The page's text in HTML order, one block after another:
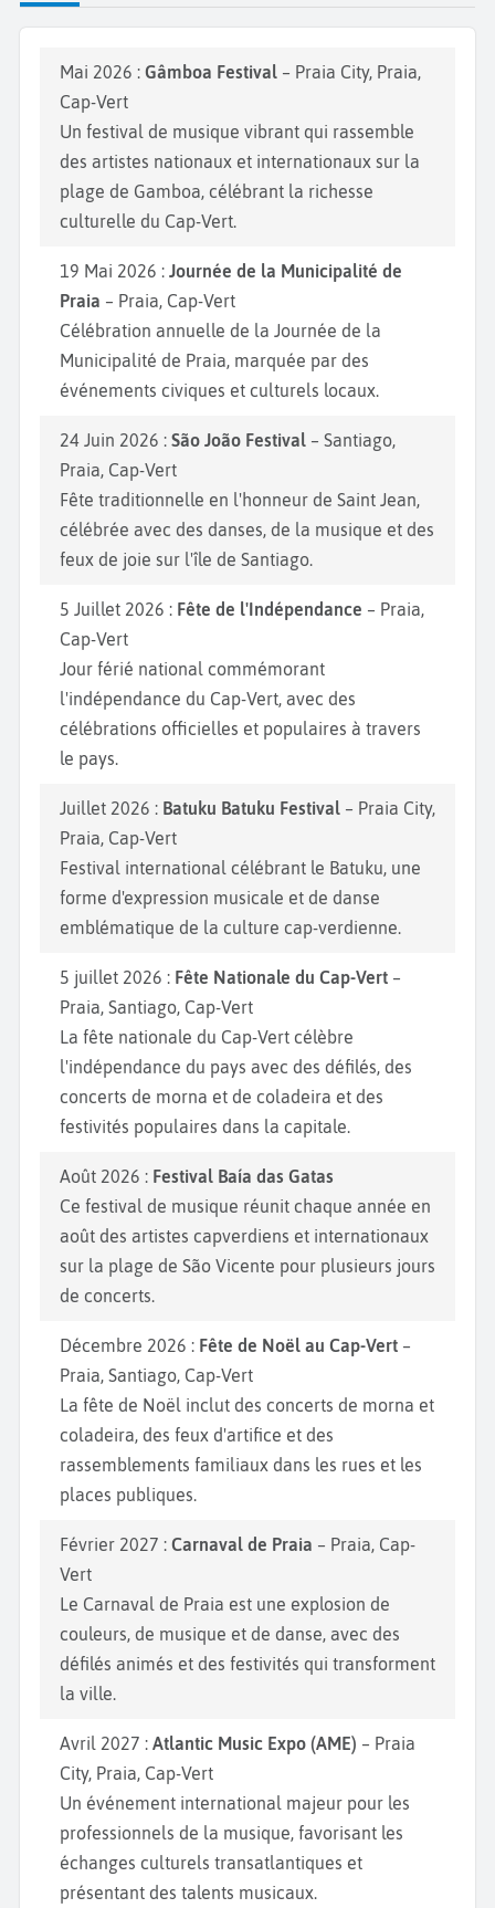
Mai 2026 : Gâmboa Festival – Praia City, Praia,
Cap-Vert
Un festival de musique vibrant qui rassemble
des artistes nationaux et internationaux sur la
plage de Gamboa, célébrant la richesse
culturelle du Cap-Vert.
19 Mai 2026 : Journée de la Municipalité de
Praia – Praia, Cap-Vert
Célébration annuelle de la Journée de la
Municipalité de Praia, marquée par des
événements civiques et culturels locaux.
24 Juin 2026 : São João Festival – Santiago,
Praia, Cap-Vert
Fête traditionnelle en l'honneur de Saint Jean,
célébrée avec des danses, de la musique et des
feux de joie sur l'île de Santiago.
5 Juillet 2026 : Fête de l'Indépendance – Praia,
Cap-Vert
Jour férié national commémorant
l'indépendance du Cap-Vert, avec des
célébrations officielles et populaires à travers
le pays.
Juillet 2026 : Batuku Batuku Festival – Praia City,
Praia, Cap-Vert
Festival international célébrant le Batuku, une
forme d'expression musicale et de danse
emblématique de la culture cap-verdienne.
5 juillet 2026 : Fête Nationale du Cap-Vert –
Praia, Santiago, Cap-Vert
La fête nationale du Cap-Vert célèbre
l'indépendance du pays avec des défilés, des
concerts de morna et de coladeira et des
festivités populaires dans la capitale.
Août 2026 : Festival Baía das Gatas
Ce festival de musique réunit chaque année en
août des artistes capverdiens et internationaux
sur la plage de São Vicente pour plusieurs jours
de concerts.
Décembre 2026 : Fête de Noël au Cap-Vert –
Praia, Santiago, Cap-Vert
La fête de Noël inclut des concerts de morna et
coladeira, des feux d'artifice et des
rassemblements familiaux dans les rues et les
places publiques.
Février 2027 : Carnaval de Praia – Praia, Cap-
Vert
Le Carnaval de Praia est une explosion de
couleurs, de musique et de danse, avec des
défilés animés et des festivités qui transforment
la ville.
Avril 2027 : Atlantic Music Expo (AME) – Praia
City, Praia, Cap-Vert
Un événement international majeur pour les
professionnels de la musique, favorisant les
échanges culturels transatlantiques et
présentant des talents musicaux.